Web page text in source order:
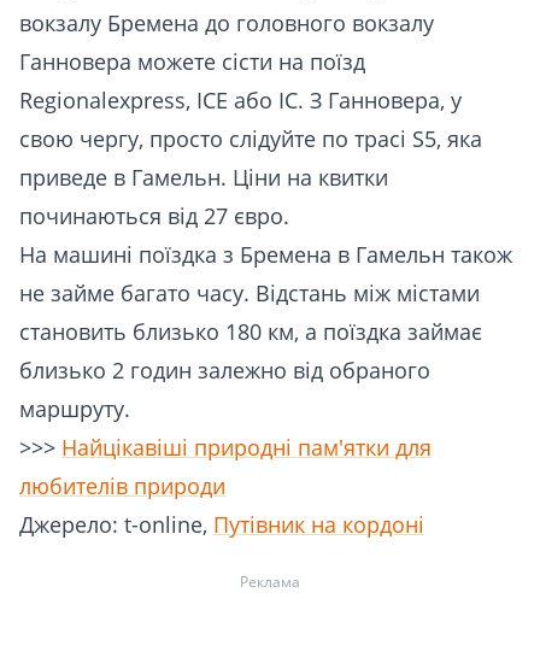
вокзалу Бремена до головного вокзалу
Ганновера можете сісти на поїзд
Regionalexpress, ICE або IC. З Ганновера, у
свою чергу, просто слідуйте по трасі S5, яка
приведе в Гамельн. Ціни на квитки
починаються від 27 євро.
На машині поїздка з Бремена в Гамельн також
не займе багато часу. Відстань між містами
становить близько 180 км, а поїздка займає
близько 2 годин залежно від обраного
маршруту.
>>> Найцікавіші природні пам'ятки для
любителів природи
Джерело: t-online, Путівник на кордоні
Реклама